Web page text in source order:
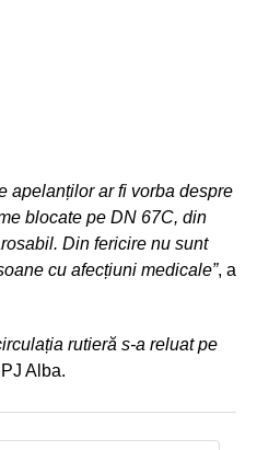
apelanților ar fi vorba despre
blocate pe DN 67C, din
Din fericire nu sunt
cu afecțiuni medicale”, a
rutieră s-a reluat pe
Alba.